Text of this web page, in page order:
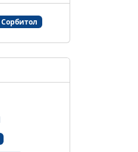
Сорбитол